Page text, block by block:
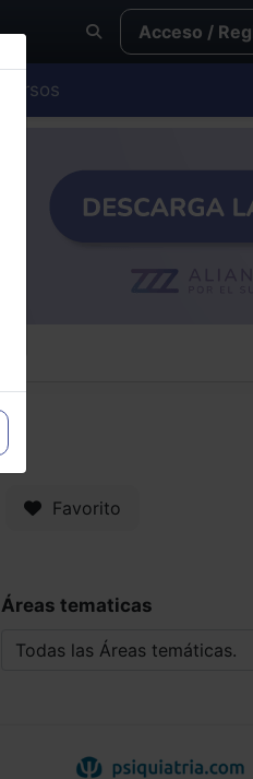
Acceso /
Cursos
Favorito
Áreas tematicas